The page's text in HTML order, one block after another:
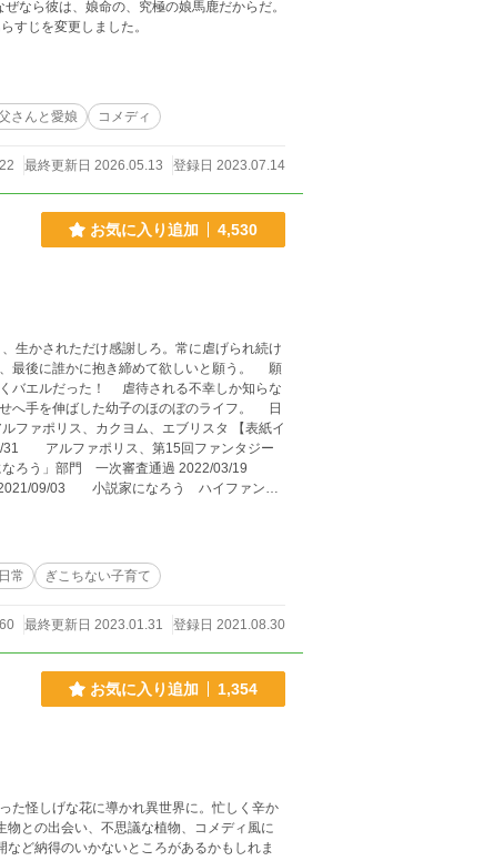
じを変更しました。
さんと愛娘 コメディ
最終更新日 2026.05.13 登録日 2023.07.14
お気に入り追加 4,530
最後に誰かに抱き締めて欲しいと願う。 願
バエルだった！ 虐待される不幸しか知らな
手を伸ばした幼子のほのぼのライフ。 日
ろう」部門 一次審査通過 2022/03/19
09/03 小説家になろう ハイファンタ
24 表紙イラスト追加
常 ぎこちない子育て
最終更新日 2023.01.31 登録日 2021.08.30
お気に入り追加 1,354
怪しげな花に導かれ異世界に。忙しく辛か
との出会い、不思議な植物、コメディ風に
ど納得のいかないところがあるかもしれま